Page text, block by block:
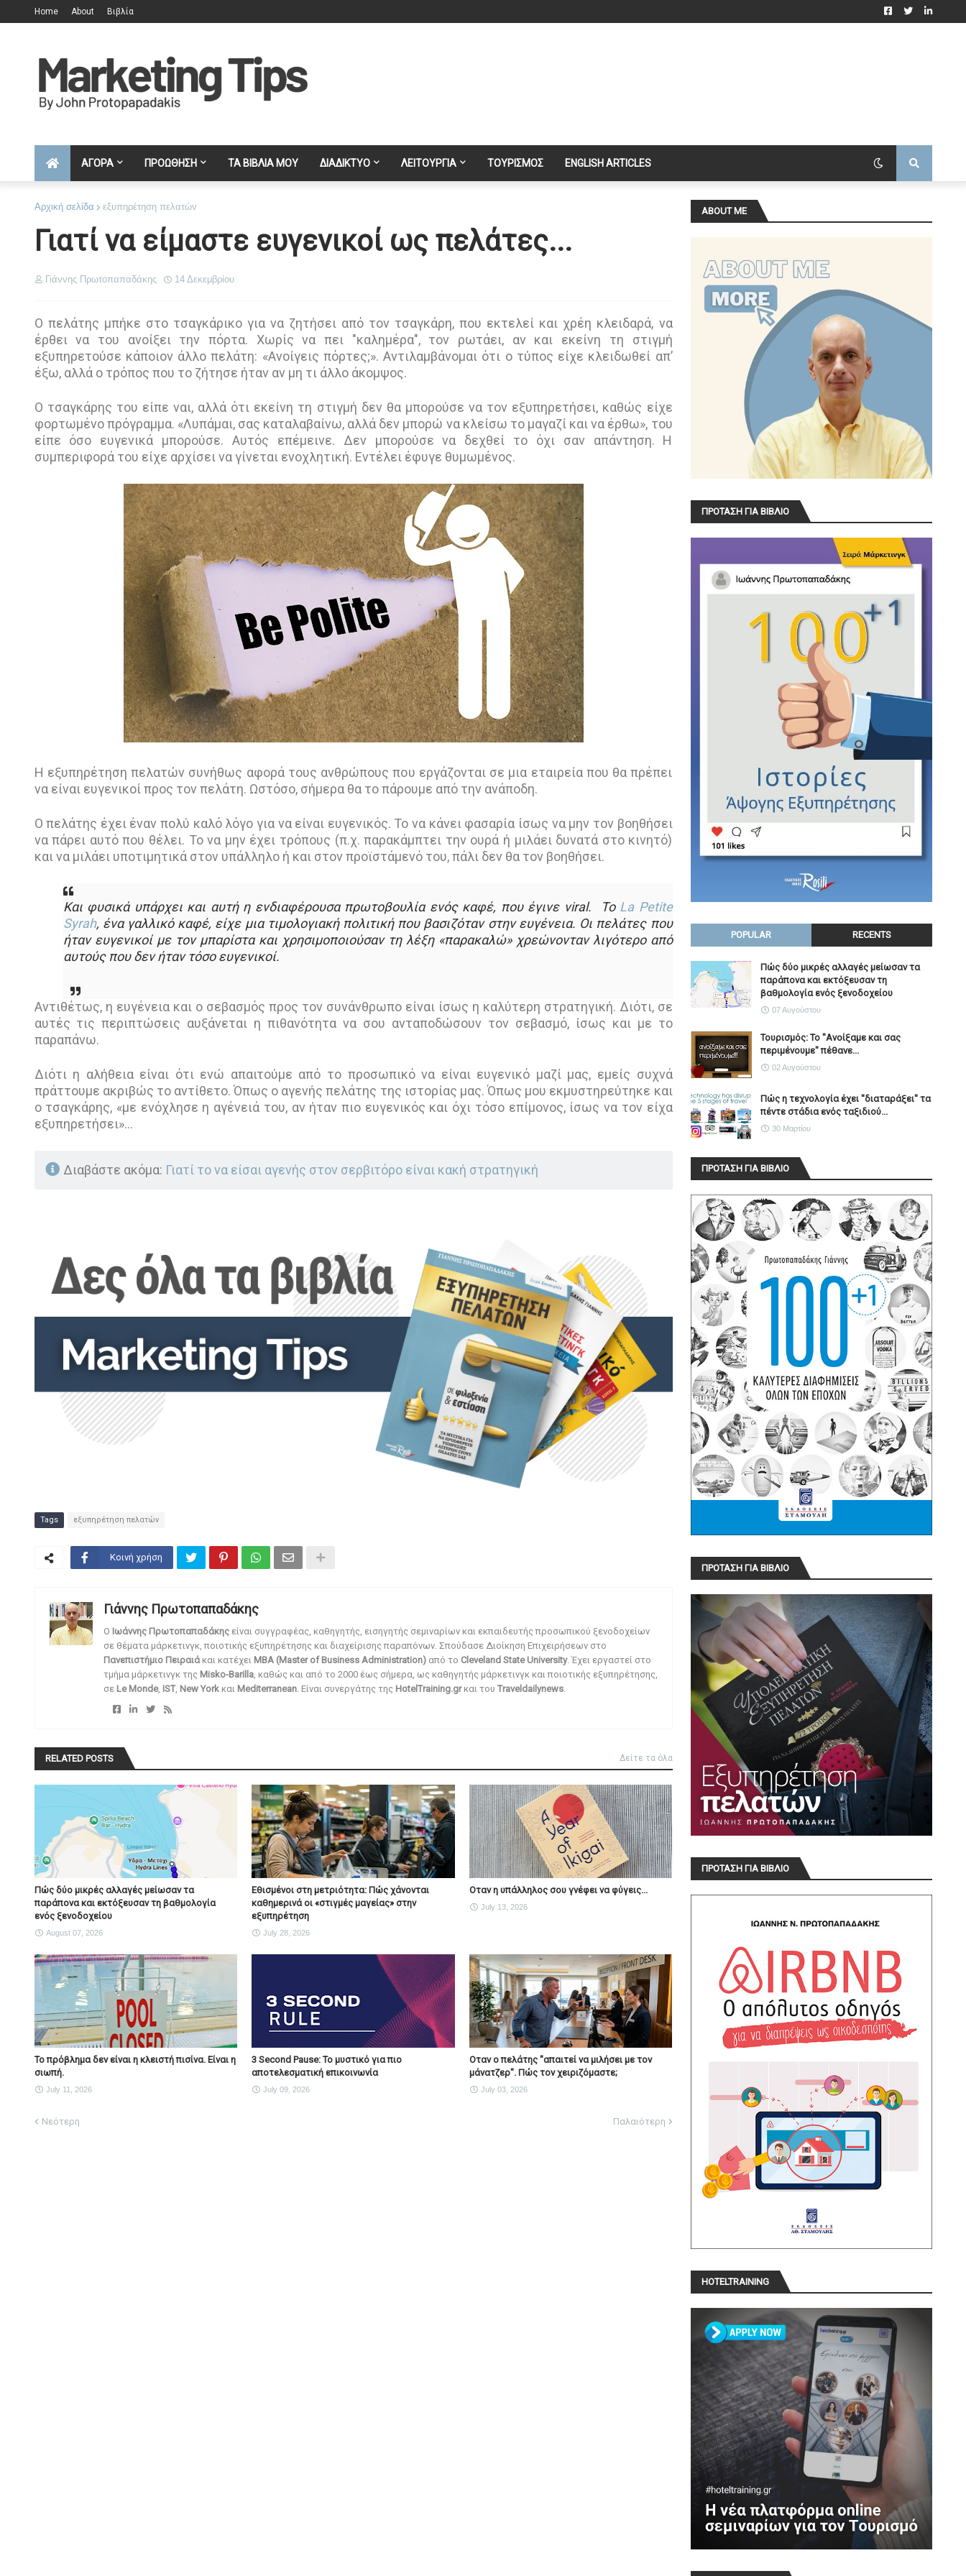
Home About Βιβλία
ΑΓΟΡΑ ΠΡΟΩΘΗΣΗ ΤΑ ΒΙΒΛΙΑ ΜΟΥ ΔΙΑΔΙΚΤΥΟ ΛΕΙΤΟΥΡΓΙΑ ΤΟΥΡΙΣΜΟΣ ENGLISH ARTICLES
Αρχική σελίδα εξυπηρέτηση πελατών
Γιατί να είμαστε ευγενικοί ως πελάτες...
Γιάννης Πρωτοπαπαδάκης 14 Δεκεμβρίου
Ο πελάτης μπήκε στο τσαγκάρικο για να ζητήσει από τον τσαγκάρη, που εκτελεί και χρέη κλειδαρά, να
έρθει να του ανοίξει την πόρτα. Χωρίς να πει "καλημέρα", τον ρωτάει, αν και εκείνη τη στιγμή
εξυπηρετούσε κάποιον άλλο πελάτη: «Ανοίγεις πόρτες;». Αντιλαμβάνομαι ότι ο τύπος είχε κλειδωθεί απ’
έξω, αλλά ο τρόπος που το ζήτησε ήταν αν μη τι άλλο άκομψος.
Ο τσαγκάρης του είπε ναι, αλλά ότι εκείνη τη στιγμή δεν θα μπορούσε να τον εξυπηρετήσει, καθώς είχε
φορτωμένο πρόγραμμα. «Λυπάμαι, σας καταλαβαίνω, αλλά δεν μπορώ να κλείσω το μαγαζί και να έρθω», του
είπε όσο ευγενικά μπορούσε. Αυτός επέμεινε. Δεν μπορούσε να δεχθεί το όχι σαν απάντηση. Η
συμπεριφορά του είχε αρχίσει να γίνεται ενοχλητική. Εντέλει έφυγε θυμωμένος.
Η εξυπηρέτηση πελατών συνήθως αφορά τους ανθρώπους που εργάζονται σε μια εταιρεία που θα πρέπει
να είναι ευγενικοί προς τον πελάτη. Ωστόσο, σήμερα θα το πάρουμε από την ανάποδη.
Ο πελάτης έχει έναν πολύ καλό λόγο για να είναι ευγενικός. Το να κάνει φασαρία ίσως να μην τον βοηθήσει
να πάρει αυτό που θέλει. Το να μην έχει τρόπους (π.χ. παρακάμπτει την ουρά ή μιλάει δυνατά στο κινητό)
και να μιλάει υποτιμητικά στον υπάλληλο ή και στον προϊστάμενό του, πάλι δεν θα τον βοηθήσει.
Και φυσικά υπάρχει και αυτή η ενδιαφέρουσα πρωτοβουλία ενός καφέ, που έγινε viral. Το La Petite
Syrah, ένα γαλλικό καφέ, είχε μια τιμολογιακή πολιτική που βασιζόταν στην ευγένεια. Οι πελάτες που
ήταν ευγενικοί με τον μπαρίστα και χρησιμοποιούσαν τη λέξη «παρακαλώ» χρεώνονταν λιγότερο από
αυτούς που δεν ήταν τόσο ευγενικοί.
Αντιθέτως, η ευγένεια και ο σεβασμός προς τον συνάνθρωπο είναι ίσως η καλύτερη στρατηγική. Διότι, σε
αυτές τις περιπτώσεις αυξάνεται η πιθανότητα να σου ανταποδώσουν τον σεβασμό, ίσως και με το
παραπάνω.
Διότι η αλήθεια είναι ότι ενώ απαιτούμε από το προσωπικό να είναι ευγενικό μαζί μας, εμείς συχνά
πράττουμε ακριβώς το αντίθετο. Όπως ο αγενής πελάτης της ιστορίας μας. Όπως μου εκμυστηρεύτηκε και
ο τσαγκάρης, «με ενόχλησε η αγένειά του, αν ήταν πιο ευγενικός και όχι τόσο επίμονος, ίσως να τον είχα
εξυπηρετήσει»...
Διαβάστε ακόμα: Γιατί το να είσαι αγενής στον σερβιτόρο είναι κακή στρατηγική
Tags εξυπηρέτηση πελατών
Κοινή χρήση
Γιάννης Πρωτοπαπαδάκης
O Ιωάννης Πρωτοπαπαδάκης είναι συγγραφέας, καθηγητής, εισηγητής σεμιναρίων και εκπαιδευτής προσωπικού ξενοδοχείων
σε θέματα μάρκετινγκ, ποιοτικής εξυπηρέτησης και διαχείρισης παραπόνων. Σπούδασε Διοίκηση Επιχειρήσεων στο
Πανεπιστήμιο Πειραιάκαι κατέχει MBA (Master of Business Administration)από το Cleveland State University. Έχει εργαστεί στο
τμήμα μάρκετινγκ της Misko-Barilla, καθώς και από το 2000 έως σήμερα, ως καθηγητής μάρκετινγκ και ποιοτικής εξυπηρέτησης,
σε Le Monde, IST, New Yorkκαι Mediterranean. Είναι συνεργάτης της HotelTraining.grκαι του Traveldailynews.
RELATED POSTS Δείτε τα όλα
Πώς δύο μικρές αλλαγές μείωσαν τα
παράπονα και εκτόξευσαν τη βαθμολογία
ενός ξενοδοχείου
August 07, 2026
Εθισμένοι στη μετριότητα: Πώς χάνονται
καθημερινά οι «στιγμές μαγείας» στην
εξυπηρέτηση
July 28, 2026
Οταν η υπάλληλος σου γνέφει να φύγεις...
July 13, 2026
Το πρόβλημα δεν είναι η κλειστή πισίνα. Είναι η
σιωπή.
July 11, 2026
3 Second Pause: Το μυστικό για πιο
αποτελεσματική επικοινωνία
July 09, 2026
Οταν ο πελάτης "απαιτεί να μιλήσει με τον
μάνατζερ". Πώς τον χειριζόμαστε;
July 03, 2026
Νεότερη Παλαιότερη
ABOUT ME
ΠΡΟΤΑΣΗ ΓΙΑ ΒΙΒΛΙΟ
POPULAR RECENTS
Πώς δύο μικρές αλλαγές μείωσαν τα
παράπονα και εκτόξευσαν τη
βαθμολογία ενός ξενοδοχείου
07 Αυγούστου
Τουρισμός: Το "Ανοίξαμε και σας
περιμένουμε" πέθανε...
02 Αυγούστου
Πώς η τεχνολογία έχει ''διαταράξει'' τα
πέντε στάδια ενός ταξιδιού...
30 Μαρτίου
ΠΡΟΤΑΣΗ ΓΙΑ ΒΙΒΛΙΟ
ΠΡΟΤΑΣΗ ΓΙΑ ΒΙΒΛΙΟ
ΠΡΟΤΑΣΗ ΓΙΑ ΒΙΒΛΙΟ
HOTELTRAINING